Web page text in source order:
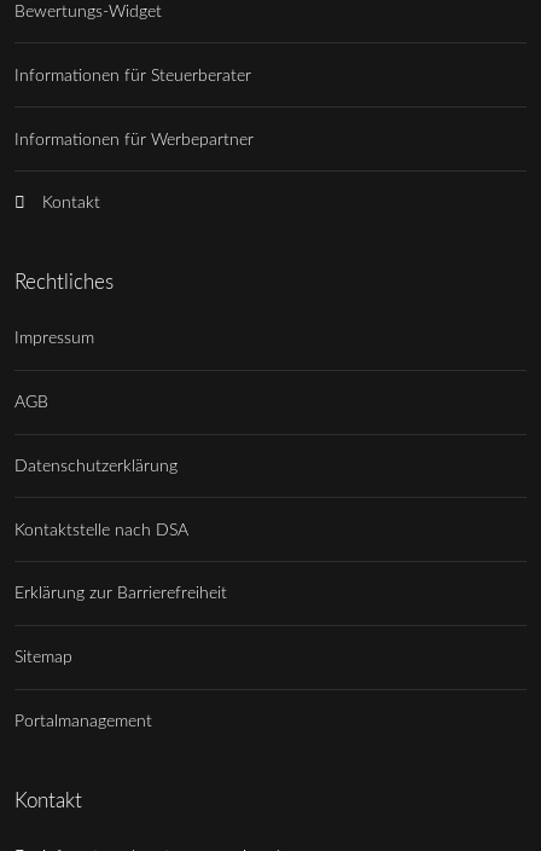
Bewertungs-Widget
Informationen für Steuerberater
Informationen für Werbepartner
Kontakt
Rechtliches
Impressum
AGB
Datenschutzerklärung
Kontaktstelle nach DSA
Erklärung zur Barrierefreiheit
Sitemap
Portalmanagement
Kontakt